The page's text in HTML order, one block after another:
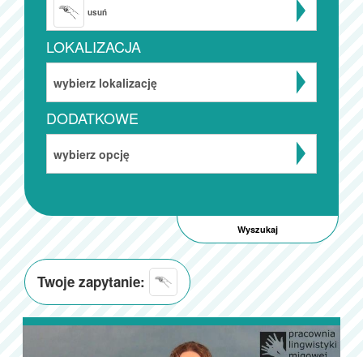
usuń
LOKALIZACJA
wybierz lokalizację
DODATKOWE
wybierz opcję
Twoje zapytanie: